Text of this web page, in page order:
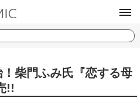
柴門ふみ氏『恋する母
!!